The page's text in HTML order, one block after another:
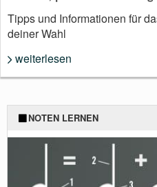
Tipps und Informationen für
deiner Wahl
weiterlesen
NOTEN LERNEN